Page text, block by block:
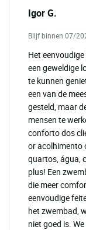
Igor G.
Blijf binnen 07/
Het
een geweldige
te kunnen
een van de
gesteld, maar
mensen te
conforto dos
or acolhimento
quartos, água,
plus! Een
die meer
eenvoudige
het zwembad,
niet goed is.